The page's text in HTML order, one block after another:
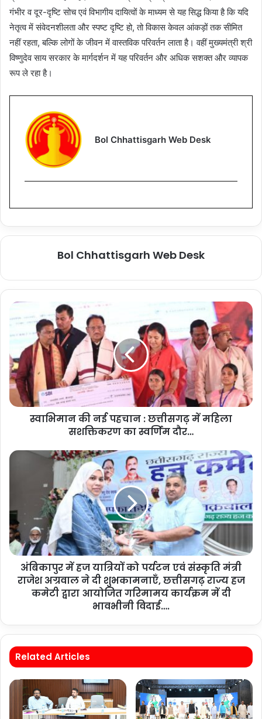
गंभीर व दूर-दृष्टि सोच एवं विभागीय दायित्वों के माध्यम से यह सिद्ध किया है कि यदि
नेतृत्व में संवेदनशीलता और स्पष्ट दृष्टि हो, तो विकास केवल आंकड़ों तक सीमित
नहीं रहता, बल्कि लोगों के जीवन में वास्तविक परिवर्तन लाता है। वहीं मुख्यमंत्री श्री
विष्णुदेव साय सरकार के मार्गदर्शन में यह परिवर्तन और अधिक सशक्त और व्यापक
रूप ले रहा है।
Bol Chhattisgarh Web Desk
Bol Chhattisgarh Web Desk
स्वाभिमान की नई पहचान : छत्तीसगढ़ में महिला
सशक्तिकरण का स्वर्णिम दौर…
अंबिकापुर में हज यात्रियों को पर्यटन एवं संस्कृति मंत्री
राजेश अग्रवाल ने दी शुभकामनाएँ, छत्तीसगढ़ राज्य हज
कमेटी द्वारा आयोजित गरिमामय कार्यक्रम में दी
भावभीनी विदाई….
Related Articles